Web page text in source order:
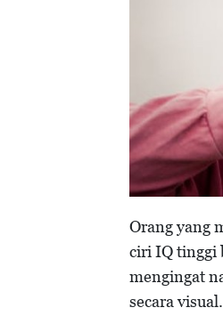
Orang yang
ciri IQ tinggi
mengingat
secara visual.